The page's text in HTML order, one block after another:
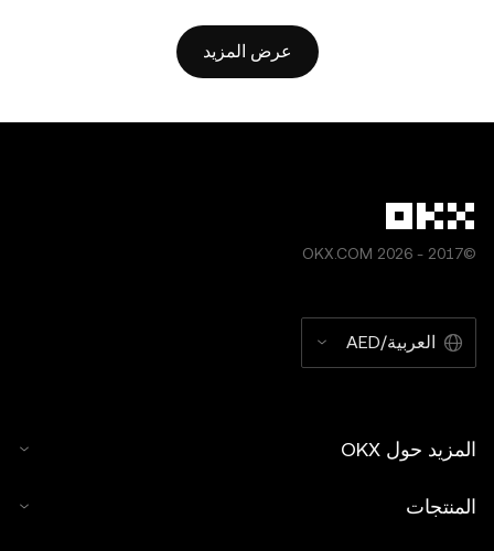
عرض المزيد
©2017 - 2026 OKX.COM
العربية/AED
المزيد حول OKX
المنتجات